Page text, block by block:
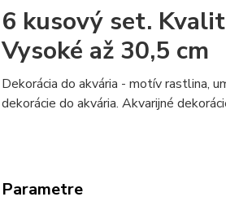
6 kusový set.
Vysoké až 30,5 cm
Dekorácia do akvária - motív rastlina,
dekorácie do akvária. Akvarijné
Parametre